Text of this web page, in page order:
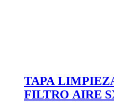
TAPA
FILTRO AIRE